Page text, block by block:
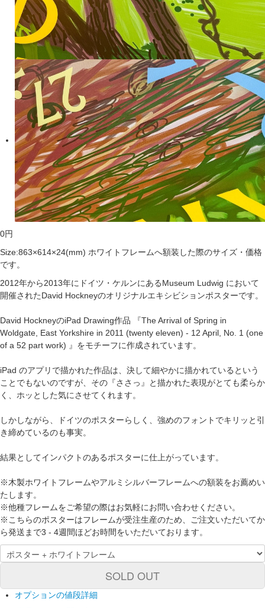
0円
Size:863×614×24(mm) ホワイトフレームへ額装した際のサイズ・価格
です。
2012年から2013年にドイツ・ケルンにあるMuseum Ludwig において
開催されたDavid Hockneyのオリジナルエキシビションポスターです。
David HockneyのiPad Drawing作品 『The Arrival of Spring in
Woldgate, East Yorkshire in 2011 (twenty eleven) - 12 April, No. 1 (one
of a 52 part work) 』をモチーフに作成されています。
iPad のアプリで描かれた作品は、決して細やかに描かれているという
ことでもないのですが、その『ささっ』と描かれた表現がとても柔らか
く、ホッとした気にさせてくれます。
しかしながら、ドイツのポスターらしく、強めのフォントでキリッと引
き締めているのも事実。
結果としてインパクトのあるポスターに仕上がっています。
※木製ホワイトフレームやアルミシルバーフレームへの額装をお薦めい
たします。
※他種フレームをご希望の際はお気軽にお問い合わせください。
※こちらのポスターはフレームが受注生産のため、ご注文いただいてか
ら発送まで3 - 4週間ほどお時間をいただいております。
SOLD OUT
オプションの値段詳細